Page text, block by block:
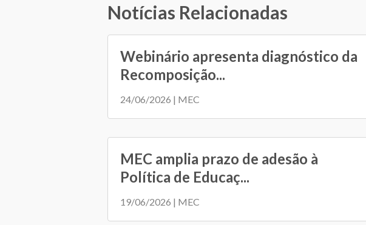
Notícias Relacionadas
Webinário apresenta diagnóstico da
Recomposição...
24/06/2026 | MEC
MEC amplia prazo de adesão à
Política de Educaç...
19/06/2026 | MEC